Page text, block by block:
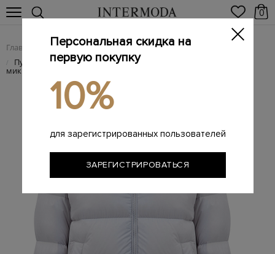
0
Главная Мужчинам / Одежда / Пуховики
/ Пуховая куртка из водоотталкивающей стеганой
микрофибры
Персональная скидка на
первую покупку
10%
для зарегистрированных пользователей
ЗАРЕГИСТРИРОВАТЬСЯ